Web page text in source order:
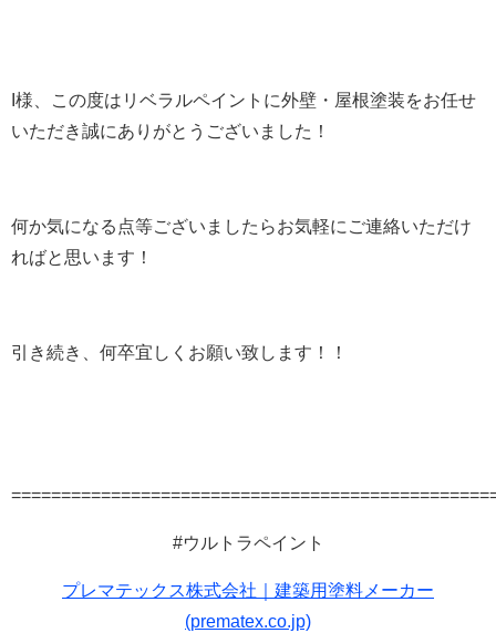
I様、この度はリベラルペイントに外壁・屋根塗装をお任せ
いただき誠にありがとうございました！
何か気になる点等ございましたらお気軽にご連絡いただけ
ればと思います！
引き続き、何卒宜しくお願い致します！！
#ウルトラペイント
プレマテックス株式会社｜建築用塗料メーカー
(prematex.co.jp)